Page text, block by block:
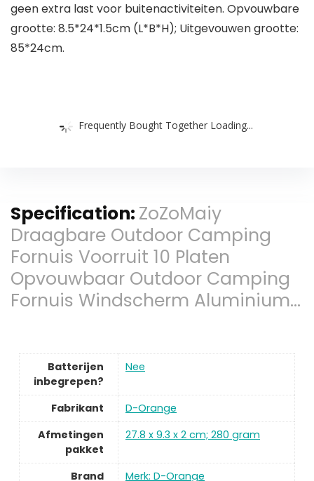
geen extra last voor buitenactiviteiten. Opvouwbare
grootte: 8.5*24*1.5cm (L*B*H); Uitgevouwen grootte:
85*24cm.
Frequently Bought Together Loading...
Specification: ZoZoMaiy
Draagbare Outdoor Camping
Fornuis Voorruit 10 Platen
Opvouwbaar Outdoor Camping
Fornuis Windscherm Aluminium…
Batterijen
inbegrepen?
Nee
Fabrikant
D-Orange
Afmetingen
pakket
27.8 x 9.3 x 2 cm; 280 gram
Brand Merk: D-Orange